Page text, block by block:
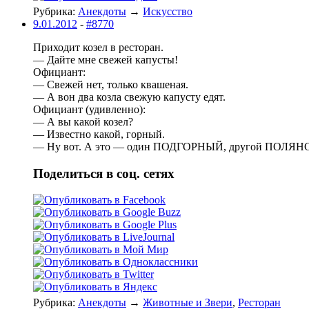
Рубрика: Анекдоты → Искусство
9.01.2012 - #8770
Приходит козел в ресторан.
— Дайте мне свежей капусты!
Официант:
— Свежей нет, только квашеная.
— А вон два козла свежую капусту едят.
Официант (удивленно):
— А вы какой козел?
— Известно какой, горный.
— Ну вот. А это — один ПОДГОРНЫЙ, другой
Поделиться в соц. сетях
Рубрика: Анекдоты → Животные и Звери, Ресторан